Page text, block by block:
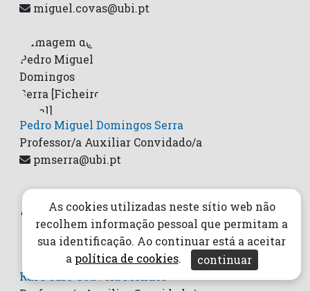
miguel.covas@ubi.pt
Pedro Miguel Domingos Serra
Professor/a Auxiliar Convidado/a
pmserra@ubi.pt
Rui Pedro Gouveia Mendes
As cookies utilizadas neste sítio web não
recolhem informação pessoal que permitam a
sua identificação. Ao continuar está a aceitar
a política de cookies. continuar